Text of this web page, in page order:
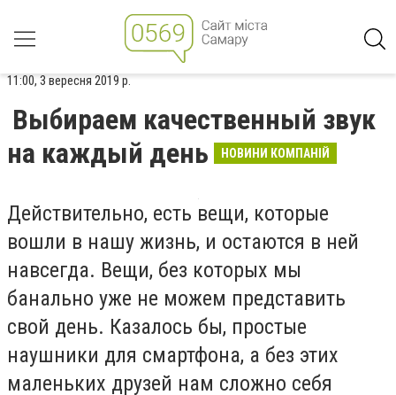
11:00, 3 вересня 2019 р.
Выбираем качественный звук
на каждый день
НОВИНИ КОМПАНІЙ
Действительно, есть вещи, которые
вошли в нашу жизнь, и остаются в ней
навсегда. Вещи, без которых мы
банально уже не можем представить
свой день. Казалось бы, простые
наушники для смартфона, а без этих
маленьких друзей нам сложно себя